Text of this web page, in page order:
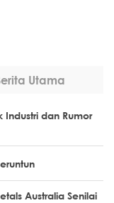
Utama
Industri dan Rumor
Australia Senilai